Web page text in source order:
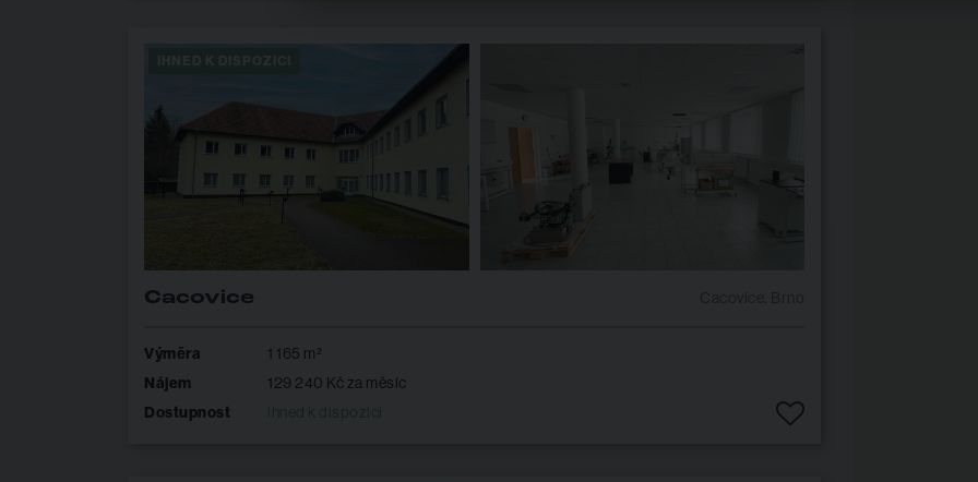
Cacovice
Výměra 1 165 m²
Nájem 129 240 Kč za měsíc
Dostupnost